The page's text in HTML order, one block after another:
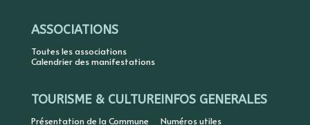
ASSOCIATIONS
Toutes les associations
Calendrier des manifestations
TOURISME & CULTURE
Présentation de la Commune
INFOS GENERALES
Numéros utiles